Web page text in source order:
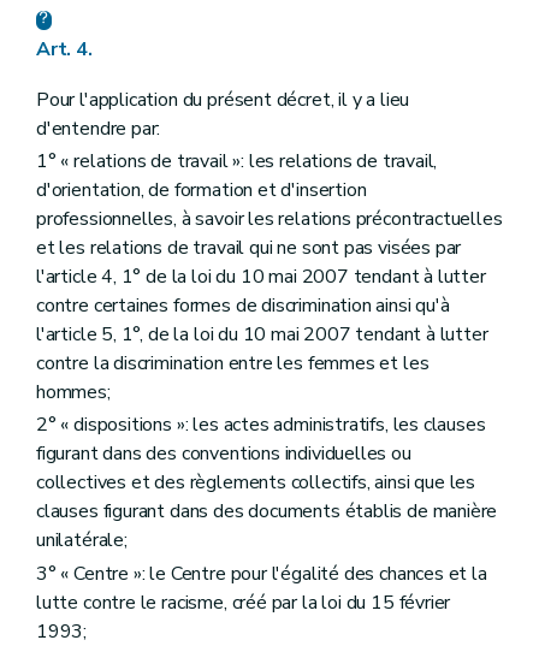
Art. 4.
Pour l'application du présent décret, il y a lieu
d'entendre par:
1° « relations de travail »: les relations de travail,
d'orientation, de formation et d'insertion
professionnelles, à savoir les relations précontractuelles
et les relations de travail qui ne sont pas visées par
l'article 4, 1° de la loi du 10 mai 2007 tendant à lutter
contre certaines formes de discrimination ainsi qu'à
l'article 5, 1°, de la loi du 10 mai 2007 tendant à lutter
contre la discrimination entre les femmes et les
hommes;
2° « dispositions »: les actes administratifs, les clauses
figurant dans des conventions individuelles ou
collectives et des règlements collectifs, ainsi que les
clauses figurant dans des documents établis de manière
unilatérale;
3° « Centre »: le Centre pour l'égalité des chances et la
lutte contre le racisme, créé par la loi du 15 février
1993;